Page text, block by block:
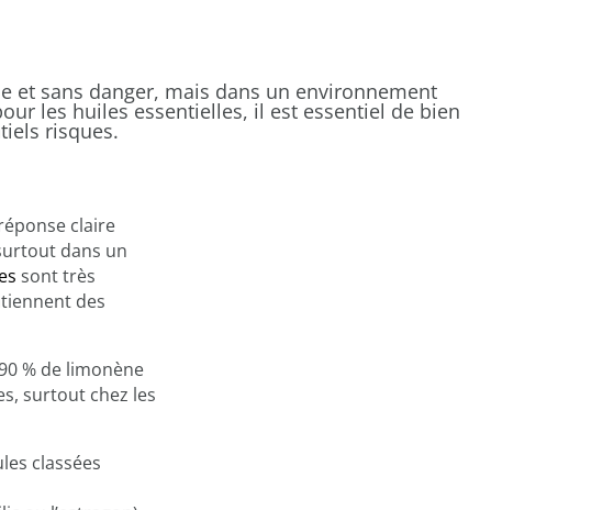
et sans danger, mais dans un environnement
les huiles essentielles, il est essentiel de bien
risques.
claire
dans un
sont très
des
% de limonène
surtout chez les
classées